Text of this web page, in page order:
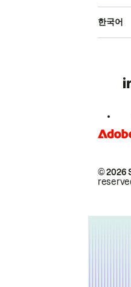
© 2026
한국어